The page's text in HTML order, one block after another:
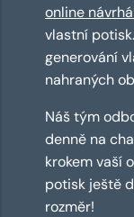
online
vlastní
generování
nahraných
Náš tým
denně na
krokem vaší
potisk ještě
rozměr!